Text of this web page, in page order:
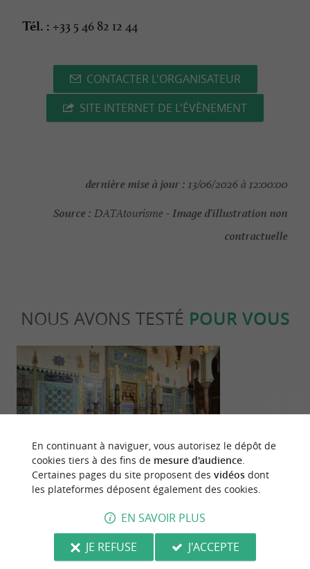
Tél. : +33 5 46 82 12 44
CONTACTER L'ORGANISATEUR
SITE INTERNET DE L'ÉVÈNEMENT
dernière mise à jour : 13/06/2026 à 12:00:00
Source : DATAtourisme -Image d'illustration non
contractuelle
NOUS AVONS TESTÉ POUR VOUS
Visite de La Maison Pierre Loti de
Rochefort : une réouverture à ne pas
2,5 km - Rochefort
Culturelle Culturelle
En continuant à naviguer, vous autorisez le dépôt de
cookies tiers à des fins de mesure d'audience.
Certaines pages du site proposent des vidéosdont
les plateformes déposent également des cookies.
EN SAVOIR PLUS
JE REFUSE
J'ACCEPTE